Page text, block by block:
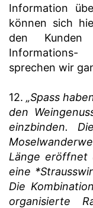
Information
können sich
den Kunden
sprechen wir
12. „Spass
den
einzbinden.
Länge eröffnet
eine
Die
organisierte